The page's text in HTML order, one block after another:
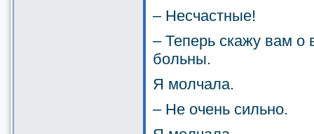
– Несчастные!
– Теперь скажу вам
больны.
Я молчала.
– Не очень сильно.